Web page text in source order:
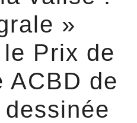
»
Prix de
ACBD de